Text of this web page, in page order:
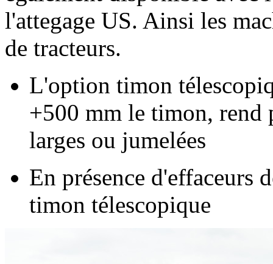
l'attegage US. Ainsi les
de tracteurs.
L'option timon
+500 mm le timon, rend
larges ou jumelées
En présence d'effaceurs
timon télescopique